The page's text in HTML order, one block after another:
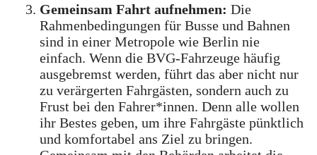
Gemeinsam Fahrt aufnehmen: Die
Rahmenbedingungen für Busse und Bahnen
sind in einer Metropole wie Berlin nie
einfach. Wenn die BVG-Fahrzeuge häufig
ausgebremst werden, führt das aber nicht nur
zu verärgerten Fahrgästen, sondern auch zu
Frust bei den Fahrer*innen. Denn alle wollen
ihr Bestes geben, um ihre Fahrgäste pünktlich
und komfortabel ans Ziel zu bringen.